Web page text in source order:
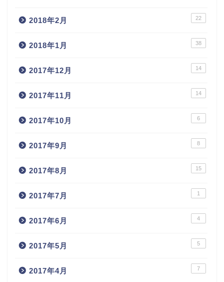
2018年2月 22
2018年1月 38
2017年12月 14
2017年11月 14
2017年10月 6
2017年9月 8
2017年8月 15
2017年7月 1
2017年6月 4
2017年5月 5
2017年4月 7